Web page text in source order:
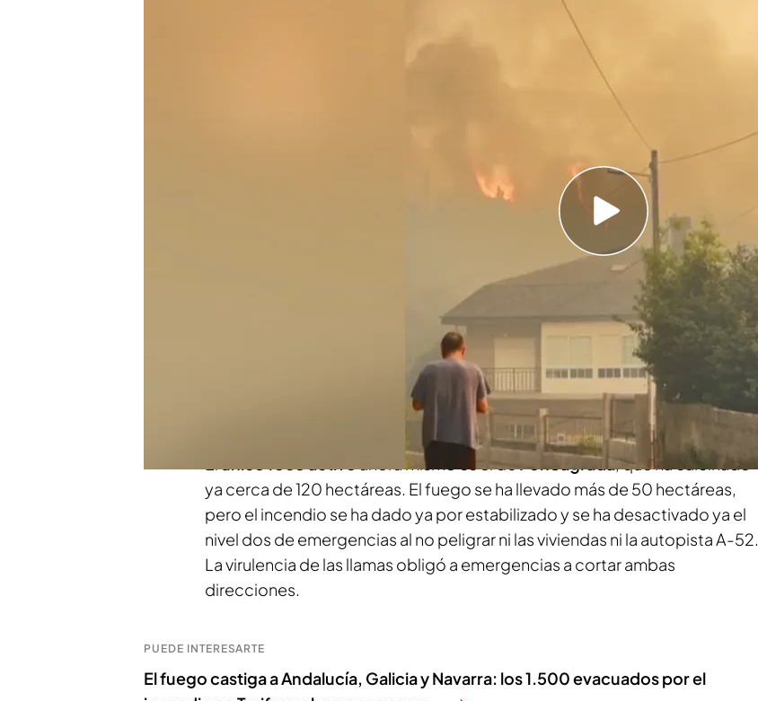
Los vecinos cuentan que vivieron un auténtico infierno viendo cómo
años: el origen podría estar en una colilla
sigue la preocupación por los
. Algunos de ellos han
amenazado esta noche a núcleos de viviendas. Después de controlar los
y Vilardevós, se sigue trabajando en As Pontes,
Fonsagrada y en As Neves. En este ultimo lugar, el fuego ha castigado las
propiedades de algunos vecinos,
según informa Antía Araujo.
ahora mismo es el de FonSagrada , que ha calcinado
ya cerca de 120 hectáreas. El fuego se ha llevado más de 50 hectáreas,
pero el incendio se ha dado ya por estabilizado y se ha desactivado ya el
nivel dos de emergencias al no peligrar ni las viviendas ni la autopista A-52.
La virulencia de las llamas obligó a emergencias a cortar ambas
direcciones.
PUEDE INTERESARTE
El fuego castiga a Andalucía, Galicia y Navarra: los 1.500 evacuados por el